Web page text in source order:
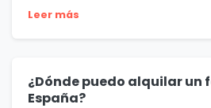
Leer más
¿Dónde puedo alquilar un
España?